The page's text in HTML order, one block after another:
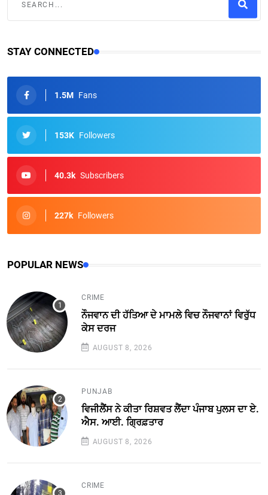
STAY CONNECTED
1.5M Fans
153K Followers
40.3k Subscribers
227k Followers
POPULAR NEWS
CRIME
ਨੌਜਵਾਨ ਦੀ ਹੱਤਿਆ ਦੇ ਮਾਮਲੇ ਵਿਚ ਨੌਜਵਾਨਾਂ ਵਿਰੁੱਧ
ਕੇਸ ਦਰਜ
AUGUST 8, 2026
PUNJAB
ਵਿਜੀਲੈਂਸ ਨੇ ਕੀਤਾ ਰਿਸ਼ਵਤ ਲੈਂਦਾ ਪੰਜਾਬ ਪੁਲਸ ਦਾ ਏ.
ਐਸ. ਆਈ. ਗ੍ਰਿਫ਼ਤਾਰ
AUGUST 8, 2026
CRIME